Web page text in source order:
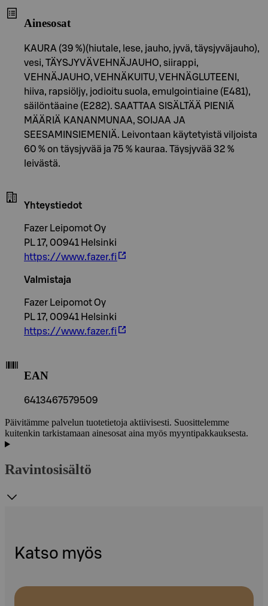
Ainesosat
KAURA (39 %)(hiutale, lese, jauho, jyvä, täysjyväjauho),
vesi, TÄYSJYVÄVEHNÄJAUHO, siirappi,
VEHNÄJAUHO, VEHNÄKUITU, VEHNÄGLUTEENI,
hiiva, rapsiöljy, jodioitu suola, emulgointiaine (E481),
säilöntäaine (E282). SAATTAA SISÄLTÄÄ PIENIÄ
MÄÄRIÄ KANANMUNAA, SOIJAA JA
SEESAMINSIEMENIÄ. Leivontaan käytetyistä viljoista
60 % on täysjyvää ja 75 % kauraa. Täysjyvää 32 %
leivästä.
Yhteystiedot
Fazer Leipomot Oy
PL 17, 00941 Helsinki
https://www.fazer.fi
Valmistaja
Fazer Leipomot Oy
PL 17, 00941 Helsinki
https://www.fazer.fi
EAN
6413467579509
Päivitämme palvelun tuotetietoja aktiivisesti. Suosittelemme
kuitenkin tarkistamaan ainesosat aina myös myyntipakkauksesta.
Ravintosisältö
Katso myös